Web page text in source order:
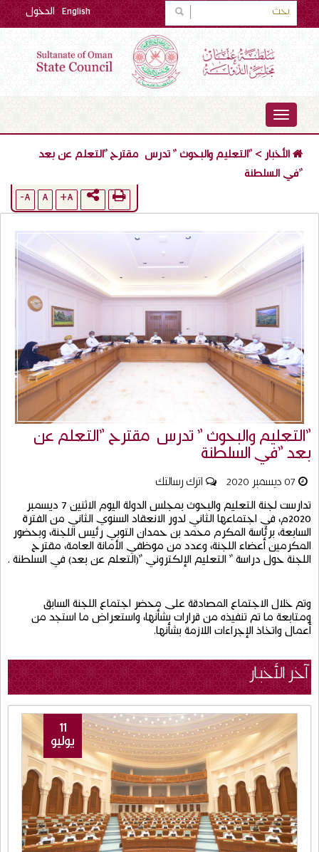
الدخول English
TOGGLE
NAVIGATION
الأخبار>"التعليم والبحوث " تدرس مقترح "التعلم عن بعد
"في السلطنة
A+
A
A-
"التعليم والبحوث " تدرس مقترح "التعلم عن
بعد "في السلطنة
07 ديسمبر 2020
اترك رسالتك
تدارستلجنةالتعليموالبحوثبمجلسالدولةاليومالاثنين ديسمبر
2020م،فياجتماعهاالثانيلدورالانعقادالسنويالثاني منالفترة
السابعة،برئاسةالمكرممحمدبنحمدانالتوبيرئيساللجنة،وبحضور
المكرمينأعضاءاللجنة،وعددمنموظفيالأمانةالعامة،مقترح
اللجنةحولدراسة"التعليمالإلكتروني"(التعلمعنبعد)فيالسلطنة.
وتمخلالالاجتماعالمصادقةعلى محضراجتماعاللجنةالسابق
ومتابعةماتمتنفيذهمنقراراتبشأنها،واستعراضمااستجدمن
أعمالواتخاذالإجراءاتاللازمةبشأنها.
آخر الأخبار
11
يوليو